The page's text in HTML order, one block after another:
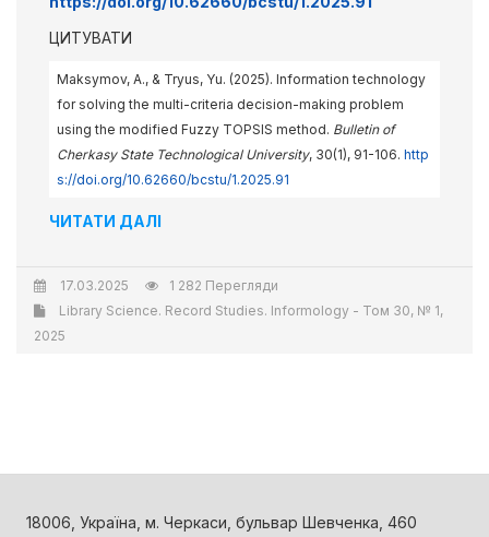
ЦИТУВАТИ
Maksymov, A., & Tryus, Yu. (2025). Information technology
for solving the multi-criteria decision-making problem
using the modified Fuzzy TOPSIS method. Bulletin of
Cherkasy State Technological University, 30(1), 91-106. http
s://doi.org/10.62660/bcstu/1.2025.91
ЧИТАТИ ДАЛІ
17.03.2025
1 282 Перегляди
Library Science. Record Studies. Informology - Том 30, № 1,
2025
18006, Україна, м. Черкаси, бульвар Шевченка, 460